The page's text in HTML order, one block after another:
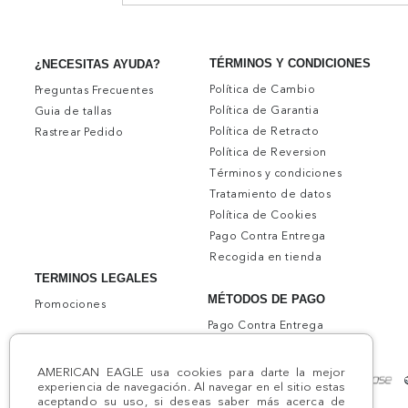
AMERICAN EAGLE usa cookies para darte la mejor
experiencia de navegación. Al navegar en el sitio estas
aceptando su uso, si deseas saber más acerca de
¿NECESITAS AYUDA?
Preguntas Frecuentes
Guia de tallas
Rastrear Pedido
TERMINOS LEGALES
Promociones
TÉRMINOS Y CONDICIONES
Política de Cambio
Política de Garantia
Política de Retracto
Política de Reversion
Términos y condiciones
Tratamiento de datos
Política de Cookies
Pago Contra Entrega
Recogida en tienda
MÉTODOS DE PAGO
Pago Contra Entrega